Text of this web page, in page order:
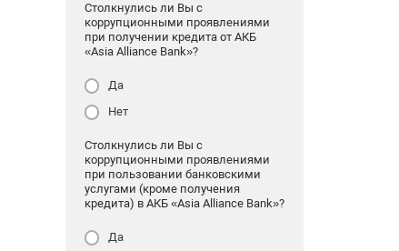
Столкнулись ли Вы с
коррупционными проявлениями
при получении кредита от АКБ
«Asia Alliance Bank»?
Да
Нет
Столкнулись ли Вы с
коррупционными проявлениями
при пользовании банковскими
услугами (кроме получения
кредита) в АКБ «Asia Alliance Bank»?
Да